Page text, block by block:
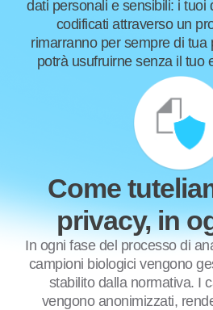
dati personali e sensibili: i tuoi
codificati attraverso un
rimarranno per sempre di tua
potrà usufruirne senza il tuo
Come
privacy, in
In ogni fase del processo di
campioni biologici vengono
stabilito dalla normativa. I
vengono anonimizzati,